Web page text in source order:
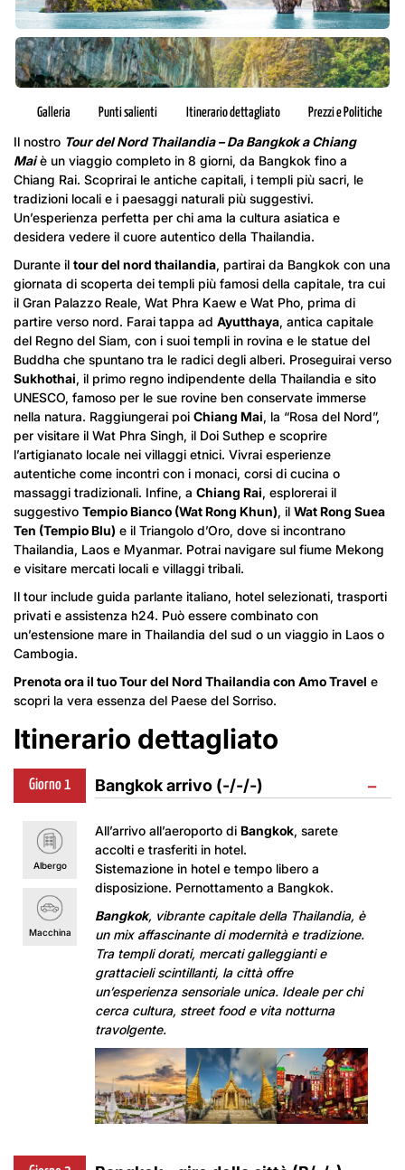
Galleria Punti salienti Itinerario dettagliato Prezzi e Politiche
Il nostro Tour del Nord Thailandia – Da Bangkok a Chiang
Maiè un viaggio completo in 8 giorni, da Bangkok fino a
Chiang Rai. Scoprirai le antiche capitali, i templi più sacri, le
tradizioni locali e i paesaggi naturali più suggestivi.
Un’esperienza perfetta per chi ama la cultura asiatica e
desidera vedere il cuore autentico della Thailandia.
Durante il tour del nord thailandia, partirai da Bangkok con una
giornata di scoperta dei templi più famosi della capitale, tra cui
il Gran Palazzo Reale, Wat Phra Kaew e Wat Pho, prima di
partire verso nord. Farai tappa ad Ayutthaya, antica capitale
del Regno del Siam, con i suoi templi in rovina e le statue del
Buddha che spuntano tra le radici degli alberi. Proseguirai verso
Sukhothai, il primo regno indipendente della Thailandia e sito
UNESCO, famoso per le sue rovine ben conservate immerse
nella natura. Raggiungerai poi Chiang Mai, la “Rosa del Nord”,
per visitare il Wat Phra Singh, il Doi Suthep e scoprire
l’artigianato locale nei villaggi etnici. Vivrai esperienze
autentiche come incontri con i monaci, corsi di cucina o
massaggi tradizionali. Infine, a Chiang Rai, esplorerai il
suggestivo Tempio Bianco (Wat Rong Khun), il Wat Rong Suea
Ten (Tempio Blu) e il Triangolo d’Oro, dove si incontrano
Thailandia, Laos e Myanmar. Potrai navigare sul fiume Mekong
e visitare mercati locali e villaggi tribali.
Il tour include guida parlante italiano, hotel selezionati, trasporti
privati e assistenza h24. Può essere combinato con
un’estensione mare in Thailandia del sud o un viaggio in Laos o
Cambogia.
Prenota ora il tuo Tour del Nord Thailandia con Amo Travel e
scopri la vera essenza del Paese del Sorriso.
Itinerario dettagliato
Giorno 1 Bangkok arrivo (-/-/-) −
Albergo
Macchina
All’arrivo all’aeroporto di Bangkok, sarete
accolti e trasferiti in hotel.
Sistemazione in hotel e tempo libero a
disposizione. Pernottamento a Bangkok.
Bangkok, vibrante capitale della Thailandia, è
un mix affascinante di modernità e tradizione.
Tra templi dorati, mercati galleggianti e
grattacieli scintillanti, la città offre
un’esperienza sensoriale unica. Ideale per chi
cerca cultura, street food e vita notturna
travolgente.